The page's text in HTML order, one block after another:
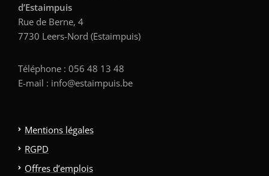
d’Estaimpuis
Rue de Berne, 4
7730 Leers-Nord (Estaimpuis)
Téléphone : 056 48 13 48
E-mail : info@estaimpuis.be
Mentions légales
RGPD
Offres d’emplois